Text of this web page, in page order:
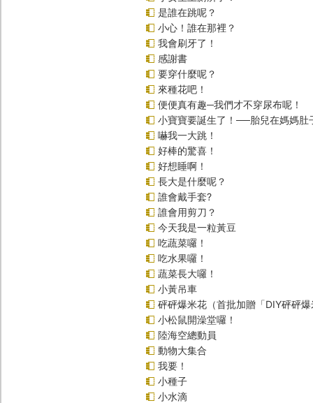
是誰在跳呢？
小心！誰在那裡？
我會刷牙了！
感謝書
要穿什麼呢？
來種花吧！
便便真有趣─我們才不穿尿布呢！
小寶寶要誕生了！──胎兒在媽媽肚
嚇我一大跳！
好棒的驚喜！
好想睡啊！
長大是什麼呢？
誰會戴手套?
誰會用剪刀？
今天我是一粒黃豆
吃蔬菜囉！
吃水果囉！
蔬菜長大囉！
小黃吊車
砰砰爆米花（首批加贈「DIY砰砰
小松鼠開澡堂囉！
陸海空總動員
動物大集合
我要！
小種子
小水滴